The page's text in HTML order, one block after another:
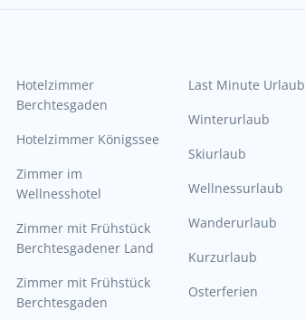
Hotelzimmer
Berchtesgaden
Hotelzimmer Königssee
Zimmer im
Wellnesshotel
Zimmer mit Frühstück
Berchtesgadener Land
Zimmer mit Frühstück
Berchtesgaden
Last Minute Urlaub
Winterurlaub
Skiurlaub
Wellnessurlaub
Wanderurlaub
Kurzurlaub
Osterferien